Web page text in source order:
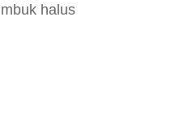
halus